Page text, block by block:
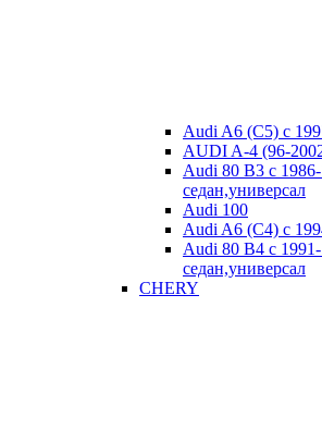
Audi A6 (C5) с
AUDI A-4 (96-
Audi 80 В3 с 1986-
седан,универсал
Audi 100
Audi A6 (C4) с
Audi 80 В4 с 1991-
седан,универсал
CHERY